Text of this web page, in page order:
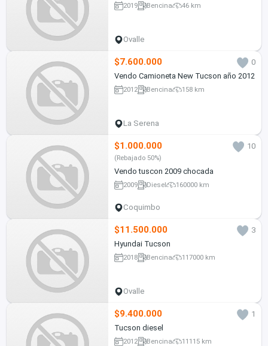
2019 Bencina 46 km
Ovalle
$7.600.000
0
Vendo Camioneta New Tucson año 2012
2012 Bencina 158 km
La Serena
$1.000.000 10
(Rebajado 50%)
Vendo tuscon 2009 chocada
2009 Diesel 160000 km
Coquimbo
$11.500.000
3
Hyundai Tucson
2018 Bencina 117000 km
Ovalle
$9.400.000
1
Tucson diesel
2012 Bencina 11115 km